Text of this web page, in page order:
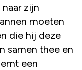
zijn
moeten
die hij deze
samen thee en
een